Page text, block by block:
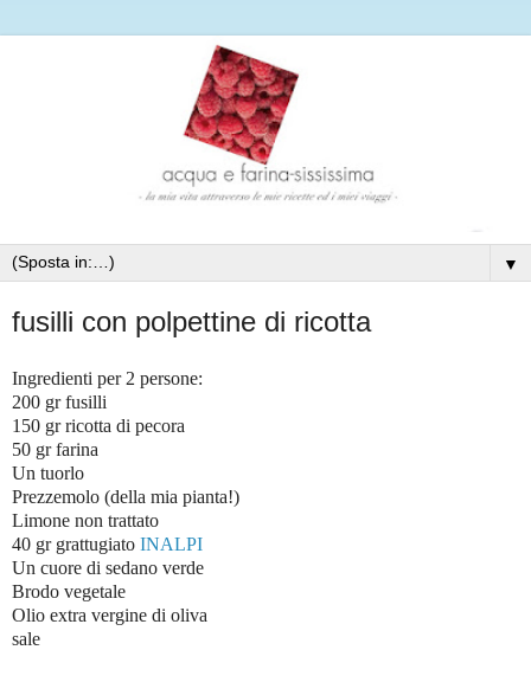
▼
fusilli con polpettine di ricotta
Ingredienti per 2 persone:
200 gr fusilli
150 gr ricotta di pecora
50 gr farina
Un tuorlo
Prezzemolo (della mia pianta!)
Limone non trattato
40 gr grattugiato INALPI
Un cuore di sedano verde
Brodo vegetale
Olio extra vergine di oliva
sale